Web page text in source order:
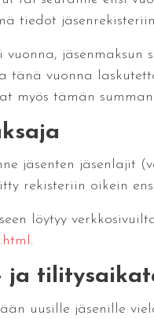
tiedot
vuonna,
tänä vuonna
myös tämän
jäsenten jäsenlajit
rekisteriin oikein
löytyy
.
ja
uusille jäsenille